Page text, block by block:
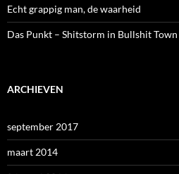
Echt grappig man, de waarheid
Das Punkt – Shitstorm in Bullshit Town
ARCHIEVEN
september 2017
maart 2014